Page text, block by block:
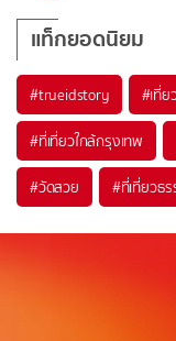
แท็กยอดนิยม
#trueidstory #เที่ย
#ที่เที่ยวใกล้กรุงเทพ
#วัดสวย #ที่เที่ยวธ